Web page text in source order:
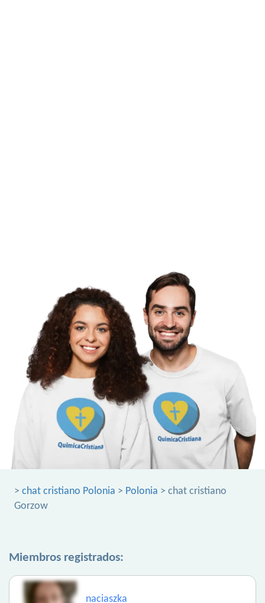
> chat cristiano Polonia > Polonia > chat cristiano
Gorzow
Miembros registrados:
naciaszka